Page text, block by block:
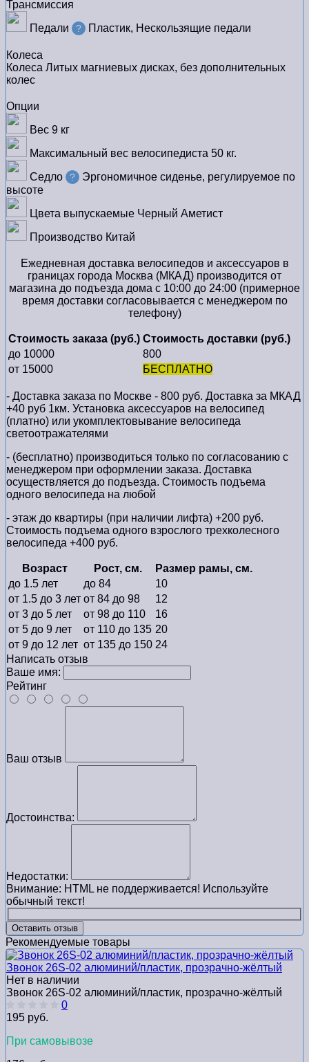
Трансмиссия
Педали
? Пластик, Нескользящие педали
Колеса
Колеса Литых магниевых дисках, без дополнительных
колес
Опции
Вес 9 кг
Максимальный вес велосипедиста 50 кг.
Седло
?
Эргономичное сиденье, регулируемое по
высоте
Цвета выпускаемые Черный Аметист
Производство Китай
Ежедневная доставка велосипедов и аксессуаров в
границах города Москва (МКАД) производится от
магазина до подъезда дома с 10:00 до 24:00 (примерное
время доставки согласовывается с менеджером по
телефону)
Стоимость заказа (руб.) Стоимость доставки (руб.)
до 10000
800
от 15000
БЕСПЛАТНО
- Доставка заказа по Москве - 800 руб. Доставка за МКАД
+40 руб 1км. Установка аксессуаров на велосипед
(платно) или укомплектовывание велосипеда
светоотражателями
- (бесплатно) производиться только по cогласованию с
менеджером при оформлении заказа. Доставка
осуществляется до подъезда. Стоимость подъема
одного велосипеда на любой
- этаж до квартиры (при наличии лифта) +200 руб.
Стоимость подъема одного взрослого трехколесного
велосипеда +400 руб.
Возраст Рост, см.
Размер рамы, см.
до 1.5 лет
до 84
10
от 1.5 до 3 лет от 84 до 98
12
от 3 до 5 лет
от 98 до 110
16
от 5 до 9 лет
от 110 до 135 20
от 9 до 12 лет от 135 до 150 24
Написать отзыв
Ваше имя:
Рейтинг
Ваш отзыв
Достоинства:
Недостатки:
Внимание: HTML не поддерживается! Используйте
обычный текст!
Оставить отзыв
Рекомендуемые товары
Звонок 26S-02 алюминий/пластик, прозрачно-жёлтый
Нет в наличии
Звонок 26S-02 алюминий/пластик, прозрачно-жёлтый
0
195 руб.
При самовывозе